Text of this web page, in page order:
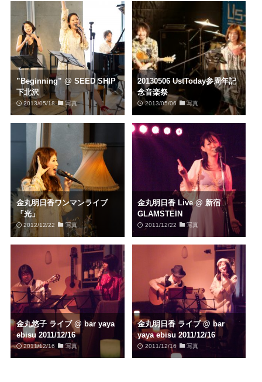
”Beginning” @ SEED SHIP
下北沢
2013/05/18 写真
20130506 UstToday参周年記
念音楽祭
2013/05/06 写真
金丸明日香ワンマンライブ
「光」
2012/12/22 写真
金丸明日香 Live @ 新宿
GLAMSTEIN
2011/12/22 写真
金丸悠子 ライブ @ bar yaya
ebisu 2011/12/16
2011/12/16 写真
金丸明日香 ライブ @ bar
yaya ebisu 2011/12/16
2011/12/16 写真